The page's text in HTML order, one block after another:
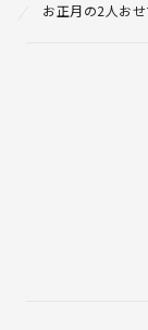
お正月の2人お